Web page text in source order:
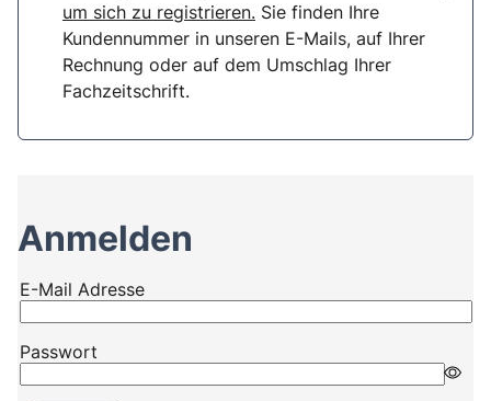
um sich zu registrieren. Sie finden Ihre
Kundennummer in unseren E-Mails, auf Ihrer
Rechnung oder auf dem Umschlag Ihrer
Fachzeitschrift.
Anmelden